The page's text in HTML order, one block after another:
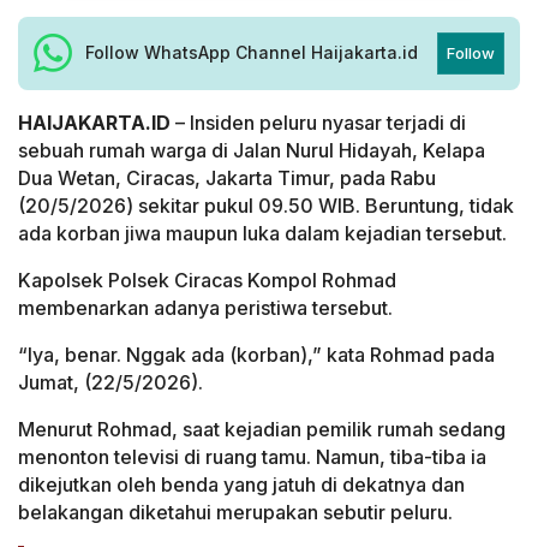
Follow WhatsApp Channel Haijakarta.id Follow
HAIJAKARTA.ID – Insiden peluru nyasar terjadi di
sebuah rumah warga di Jalan Nurul Hidayah, Kelapa
Dua Wetan, Ciracas, Jakarta Timur, pada Rabu
(20/5/2026) sekitar pukul 09.50 WIB. Beruntung, tidak
ada korban jiwa maupun luka dalam kejadian tersebut.
Kapolsek Polsek Ciracas Kompol Rohmad
membenarkan adanya peristiwa tersebut.
“Iya, benar. Nggak ada (korban),” kata Rohmad pada
Jumat, (22/5/2026).
Menurut Rohmad, saat kejadian pemilik rumah sedang
menonton televisi di ruang tamu. Namun, tiba-tiba ia
dikejutkan oleh benda yang jatuh di dekatnya dan
belakangan diketahui merupakan sebutir peluru.